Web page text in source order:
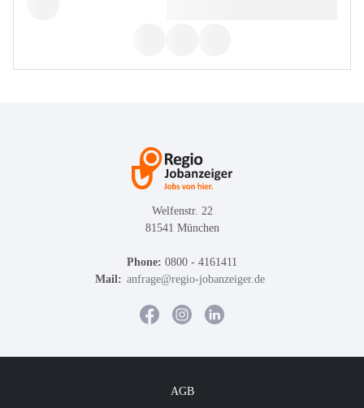
Welfenstr. 22
81541 München
Phone: 0800 - 4161411
Mail: anfrage@regio-jobanzeiger.de
AGB